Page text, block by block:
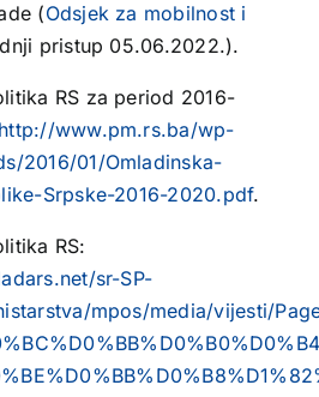
(Odsjek za mobilnost i
pristup 05.06.2022.).
RS za period 2016-
http://www.pm.rs.ba/wp-
2016/01/Omladinska-
Srpske-2016-2020.pdf.
RS:
sr-SP-
mpos/media/vijesti/